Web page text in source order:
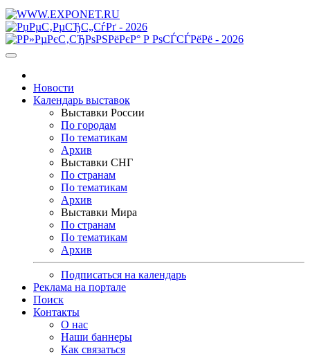
Новости
Календарь выставок
Выставки России
По городам
По тематикам
Архив
Выставки СНГ
По странам
По тематикам
Архив
Выставки Мира
По странам
По тематикам
Архив
Подписаться на календарь
Реклама на портале
Поиск
Контакты
О нас
Наши баннеры
Как связаться